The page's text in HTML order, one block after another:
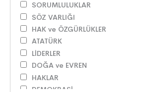
SORUMLULUKLAR
SÖZ VARLIĞI
HAK ve ÖZGÜRLÜKLER
ATATÜRK
LİDERLER
DOĞA ve EVREN
HAKLAR
DEMOKRASİ